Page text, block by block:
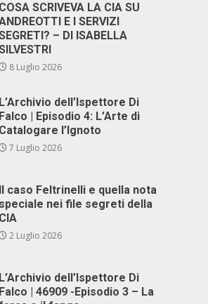
COSA SCRIVEVA LA CIA SU
E I SERVIZI
– DI ISABELLA
8 Luglio 2026
L’Archivio dell’Ispettore Di
Falco | Episodio 4: L’Arte di
Catalogare l’Ignoto
7 Luglio 2026
Il caso Feltrinelli e quella nota
speciale nei file segreti della
CIA
2 Luglio 2026
L’Archivio dell’Ispettore Di
Falco | 46909 -Episodio 3 – La